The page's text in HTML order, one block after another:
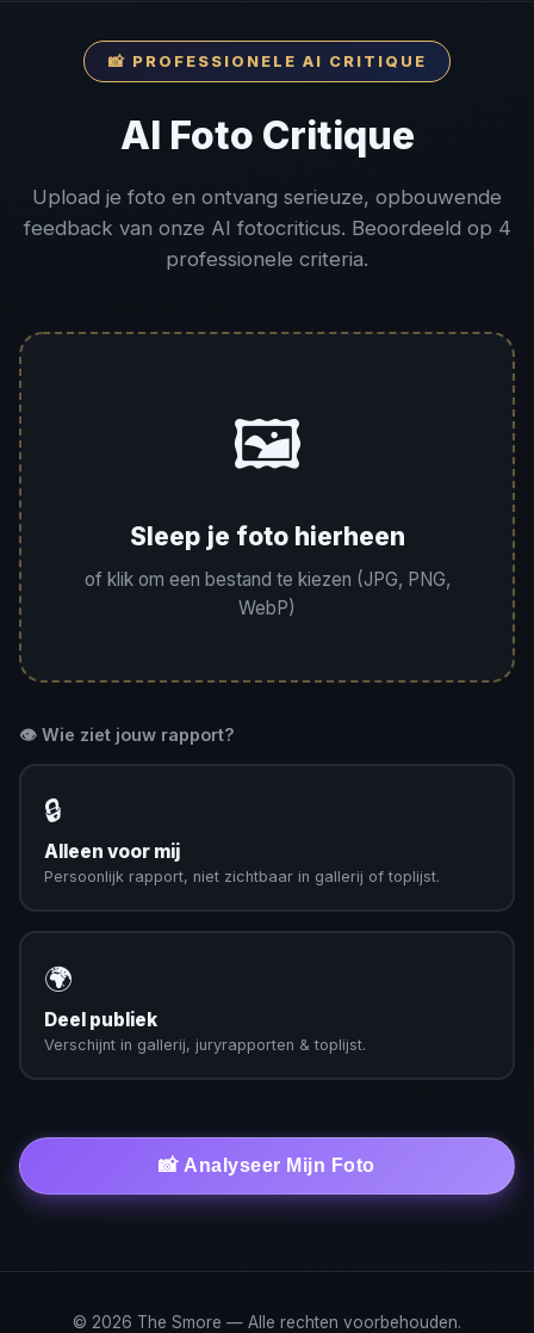
📸 PROFESSIONELE AI CRITIQUE
AI Foto Critique
Upload je foto en ontvang serieuze, opbouwende
feedback van onze AI fotocriticus. Beoordeeld op 4
professionele criteria.
🖼️
Sleep je foto hierheen
of klik om een bestand te kiezen (JPG, PNG,
WebP)
👁️ Wie ziet jouw rapport?
🔒
Alleen voor mij
Persoonlijk rapport, niet zichtbaar in gallerij of toplijst.
🌍
Deel publiek
Verschijnt in gallerij, juryrapporten & toplijst.
📸 Analyseer Mijn Foto
© 2026 The Smore — Alle rechten voorbehouden.